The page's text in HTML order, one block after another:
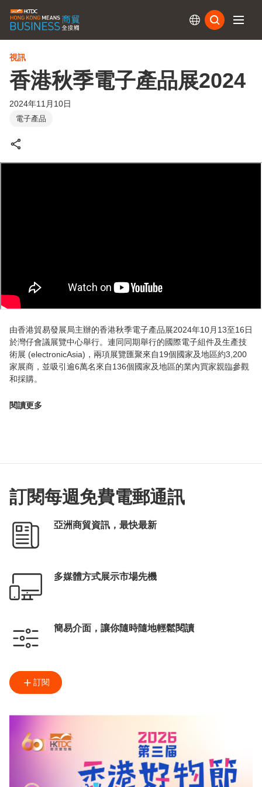
視訊
香港秋季電子產品展2024
2024年11月10日
電子產品
由香港貿易發展局主辦的香港秋季電子產品展2024年10月13至16日
於灣仔會議展覽中心舉行。連同同期舉行的國際電子組件及生產技
術展 (electronicAsia)，兩項展覽匯聚來自19個國家及地區約3,200
家展商，並吸引逾6萬名來自136個國家及地區的業內買家親臨參觀
和採購。
閱讀更多
訂閱每週免費電郵通訊
亞洲商貿資訊，最快最新
多媒體方式展示市場先機
簡易介面，讓你隨時隨地輕鬆閱讀
訂閱